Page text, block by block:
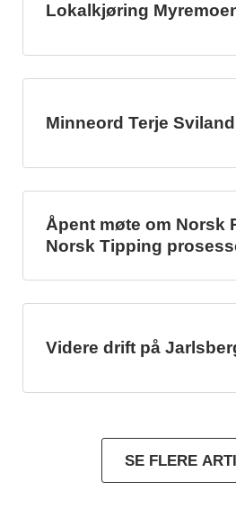
Lokalkjøring
Minneord Terje Sviland
Åpent møte om Norsk
Norsk Tipping
Videre drift på
SE FLERE